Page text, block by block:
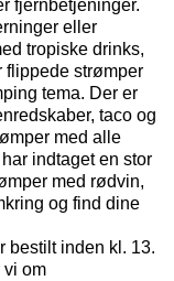
fjernbetjeninger.
eller
tropiske drinks,
flippede strømper
tema. Der er
taco og
med alle
indtaget en stor
med rødvin,
og find dine
bestilt inden kl. 13.
vi om